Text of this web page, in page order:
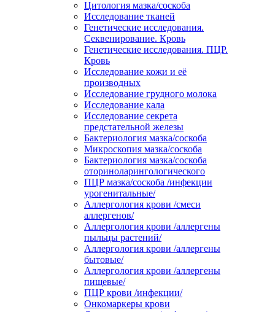
Цитология мазка/соскоба
Исследование тканей
Генетические исследования.
Секвенирование. Кровь
Генетические исследования. ПЦР.
Кровь
Исследование кожи и её
производных
Исследование грудного молока
Исследование кала
Исследование секрета
предстательной железы
Бактериология мазка/соскоба
Микроскопия мазка/соскоба
Бактериология мазка/соскоба
оториноларингологического
ПЦР мазка/соскоба /инфекции
урогенитальные/
Аллергология крови /смеси
аллергенов/
Аллергология крови /аллергены
пыльцы растений/
Аллергология крови /аллергены
бытовые/
Аллергология крови /аллергены
пищевые/
ПЦР крови /инфекции/
Онкомаркеры крови